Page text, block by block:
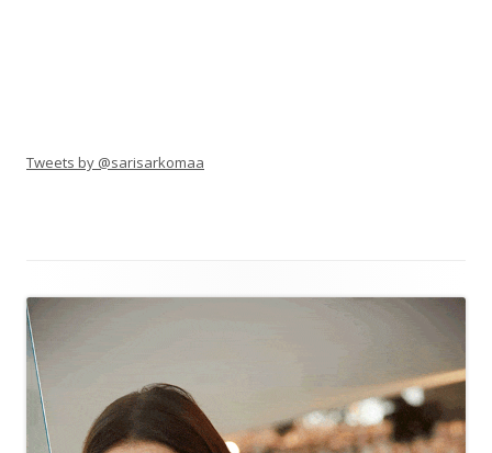
Tweets by @sarisarkomaa
sisältö